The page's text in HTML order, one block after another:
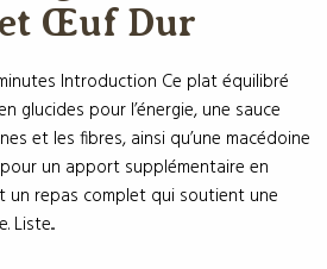
Introduction Ce plat équilibré
glucides pour l’énergie, une sauce
et les fibres, ainsi qu’une
œuf dur pour un apport
et minéraux. C’est un repas complet
saine et variée. Liste...